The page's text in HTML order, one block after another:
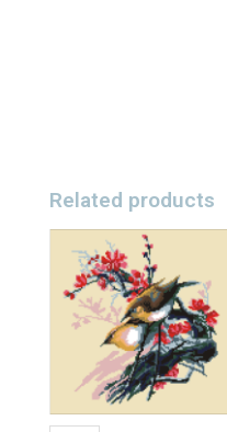
Related products